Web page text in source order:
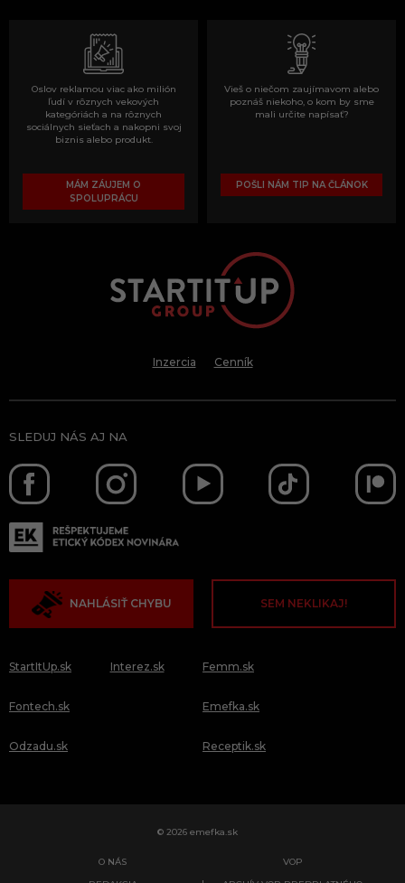
Oslov reklamou viac ako milión
ľudí v rôznych vekových
kategóriách a na rôznych
sociálnych sieťach a nakopni svoj
biznis alebo produkt.
MÁM ZÁUJEM O
SPOLUPRÁCU
Vieš o niečom zaujímavom alebo
poznáš niekoho, o kom by sme
mali určite napísať?
POŠLI NÁM TIP NA ČLÁNOK
Inzercia Cenník
SLEDUJ NÁS AJ NA
NAHLÁSIŤ CHYBU SEM NEKLIKAJ!
StartItUp.sk
Fontech.sk
Odzadu.sk
Interez.sk Femm.sk
Emefka.sk
Receptik.sk
© 2026 emefka.sk
O NÁS
VOP